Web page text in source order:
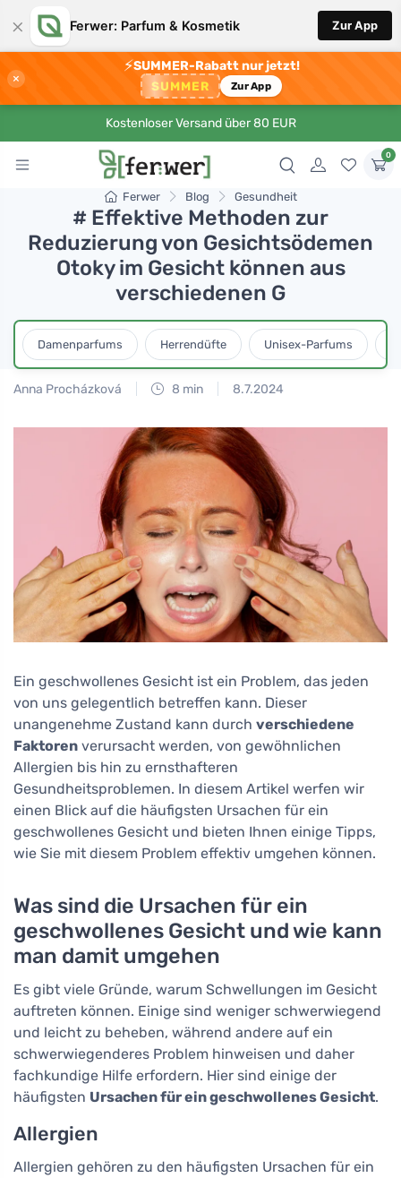
× Ferwer: Parfum & Kosmetik Zur App
×
⚡SUMMER-Rabatt nur jetzt!
SUMMER Zur App
Kostenloser Versand über 80 EUR
0
Ferwer Blog Gesundheit
# Effektive Methoden zur
Reduzierung von Gesichtsödemen
Otoky im Gesicht können aus
verschiedenen G
Damenparfums Herrendüfte Unisex-Parfums
Anna Procházková 8 min 8.7.2024
Ein geschwollenes Gesicht ist ein Problem, das jeden
von uns gelegentlich betreffen kann. Dieser
unangenehme Zustand kann durch verschiedene
Faktoren verursacht werden, von gewöhnlichen
Allergien bis hin zu ernsthafteren
Gesundheitsproblemen. In diesem Artikel werfen wir
einen Blick auf die häufigsten Ursachen für ein
geschwollenes Gesicht und bieten Ihnen einige Tipps,
wie Sie mit diesem Problem effektiv umgehen können.
Was sind die Ursachen für ein
geschwollenes Gesicht und wie kann
man damit umgehen
Es gibt viele Gründe, warum Schwellungen im Gesicht
auftreten können. Einige sind weniger schwerwiegend
und leicht zu beheben, während andere auf ein
schwerwiegenderes Problem hinweisen und daher
fachkundige Hilfe erfordern. Hier sind einige der
häufigsten Ursachen für ein geschwollenes Gesicht.
Allergien
Allergien gehören zu den häufigsten Ursachen für ein